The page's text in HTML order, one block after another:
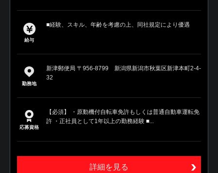
給与
■経験、スキル、年齢を考慮の上、同社規定により優遇
勤務地
新津郵便局 〒956-8799 新潟県新潟市秋葉区新津本町2-4-
32
応募資格
【必須】 ・原動機付自転車免許もしくは普通自動車運転免
許 ・正社員として1年以上の勤務経験 ■...
詳細を見る